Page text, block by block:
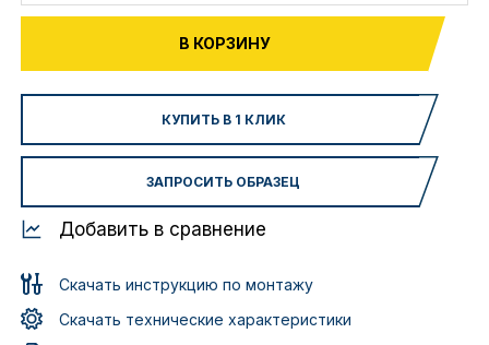
В КОРЗИНУ
КУПИТЬ В 1 КЛИК
ЗАПРОСИТЬ ОБРАЗЕЦ
Добавить в сравнение
Скачать инструкцию по монтажу
Скачать технические характеристики